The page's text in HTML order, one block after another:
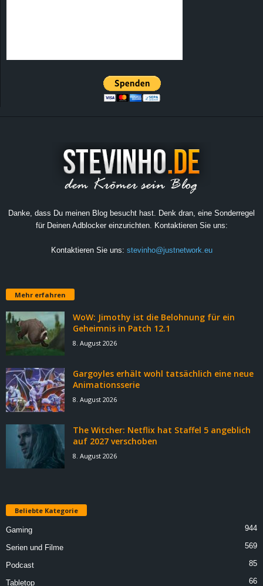
Danke, dass Du meinen Blog besucht hast. Denk dran, eine Sonderregel
für Deinen Adblocker einzurichten. Kontaktieren Sie uns:
Kontaktieren Sie uns: stevinho@justnetwork.eu
Mehr erfahren
WoW: Jimothy ist die Belohnung für ein
Geheimnis in Patch 12.1
8. August 2026
Gargoyles erhält wohl tatsächlich eine neue
Animationsserie
8. August 2026
The Witcher: Netflix hat Staffel 5 angeblich
auf 2027 verschoben
8. August 2026
Beliebte Kategorie
Gaming 944
Serien und Filme 569
Podcast 85
Tabletop 66